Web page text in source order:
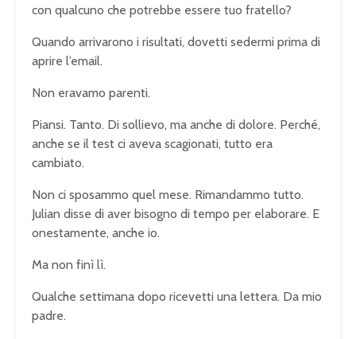
con qualcuno che potrebbe essere tuo fratello?
Quando arrivarono i risultati, dovetti sedermi prima di
aprire l’email.
Non eravamo parenti.
Piansi. Tanto. Di sollievo, ma anche di dolore. Perché,
anche se il test ci aveva scagionati, tutto era
cambiato.
Non ci sposammo quel mese. Rimandammo tutto.
Julian disse di aver bisogno di tempo per elaborare. E
onestamente, anche io.
Ma non finì lì.
Qualche settimana dopo ricevetti una lettera. Da mio
padre.